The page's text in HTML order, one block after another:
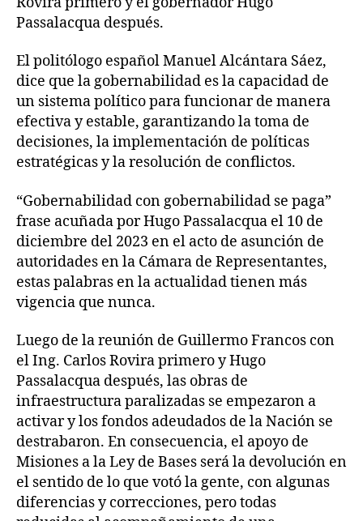
Passalacqua después.
El politólogo español Manuel Alcántara Sáez,
dice que la gobernabilidad es la capacidad de
un sistema político para funcionar de manera
efectiva y estable, garantizando la toma de
decisiones, la implementación de políticas
estratégicas y la resolución de conflictos.
“Gobernabilidad con gobernabilidad se paga”
frase acuñada por Hugo Passalacqua el 10 de
diciembre del 2023 en el acto de asunción de
autoridades en la Cámara de Representantes,
estas palabras en la actualidad tienen más
vigencia que nunca.
Luego de la reunión de Guillermo Francos con
el Ing. Carlos Rovira primero y Hugo
Passalacqua después, las obras de
infraestructura paralizadas se empezaron a
activar y los fondos adeudados de la Nación se
destrabaron. En consecuencia, el apoyo de
Misiones a la Ley de Bases será la devolución en
el sentido de lo que votó la gente, con algunas
diferencias y correcciones, pero todas